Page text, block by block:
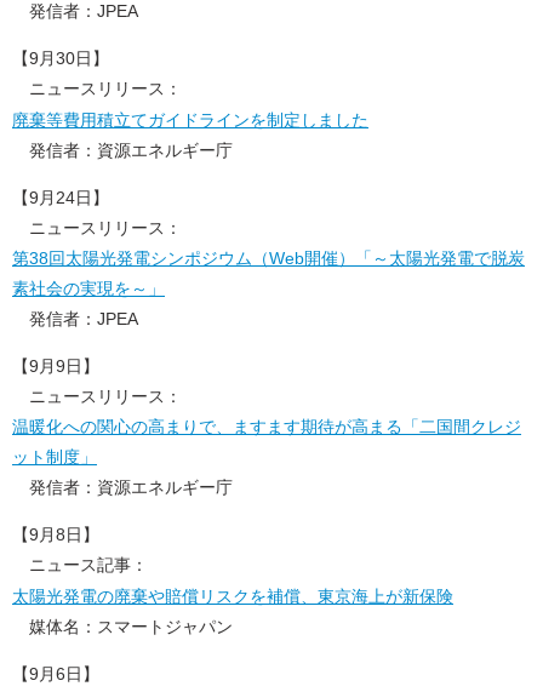
発信者：JPEA
【9月30日】
ニュースリリース：
廃棄等費用積立てガイドラインを制定しました
発信者：資源エネルギー庁
【9月24日】
ニュースリリース：
第38回太陽光発電シンポジウム（Web開催）「～太陽光発電で脱炭
素社会の実現を～」
発信者：JPEA
【9月9日】
ニュースリリース：
温暖化への関心の高まりで、ますます期待が高まる「二国間クレジ
ット制度」
発信者：資源エネルギー庁
【9月8日】
ニュース記事：
太陽光発電の廃棄や賠償リスクを補償、東京海上が新保険
媒体名：スマートジャパン
【9月6日】